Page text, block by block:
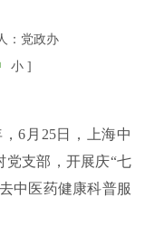
：党政办
小 ]
6月25日，上海中
党支部，开展庆“七
中医药健康科普服